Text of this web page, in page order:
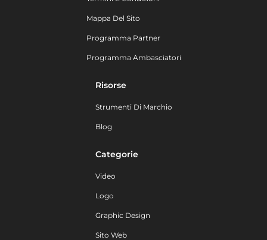
Mappa Del Sito
Programma Partner
Programma Ambasciatori
Risorse
Strumenti Di Marchio
Blog
Categorie
Video
Logo
Graphic Design
Sito Web